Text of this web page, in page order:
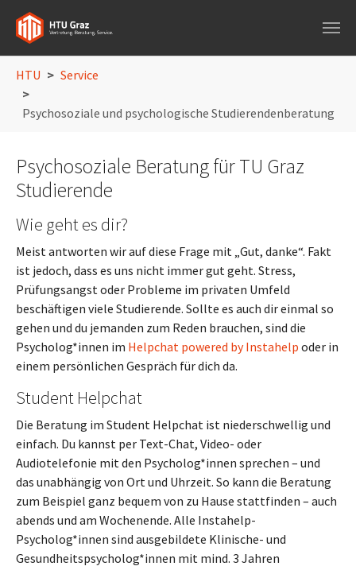
HTU Service
Psychosoziale und psychologische Studierendenberatung
Psychosoziale Beratung für TU Graz
Studierende
Wie geht es dir?
Meist antworten wir auf diese Frage mit „Gut, danke“. Fakt
ist jedoch, dass es uns nicht immer gut geht. Stress,
Prüfungsangst oder Probleme im privaten Umfeld
beschäftigen viele Studierende. Sollte es auch dir einmal so
gehen und du jemanden zum Reden brauchen, sind die
Psycholog*innen im Helpchat powered by Instahelp oder in
einem persönlichen Gespräch für dich da.
Student Helpchat
Die Beratung im Student Helpchat ist niederschwellig und
einfach. Du kannst per Text-Chat, Video- oder
Audiotelefonie mit den Psycholog*innen sprechen – und
das unabhängig von Ort und Uhrzeit. So kann die Beratung
zum Beispiel ganz bequem von zu Hause stattfinden – auch
abends und am Wochenende. Alle Instahelp-
Psycholog*innen sind ausgebildete Klinische- und
Gesundheitspsycholog*innen mit mind. 3 Jahren